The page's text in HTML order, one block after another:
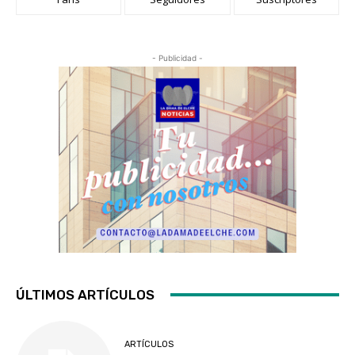
- Publicidad -
ÚLTIMOS ARTÍCULOS
ARTÍCULOS